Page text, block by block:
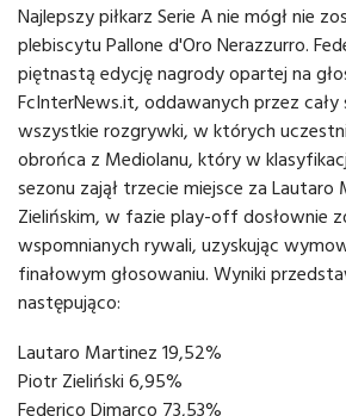
Najlepszy piłkarz Serie A nie mógł nie
plebiscytu Pallone d'Oro Nerazzurro.
piętnastą edycję nagrody opartej na
FcInterNews.it, oddawanych przez cały
wszystkie rozgrywki, w których
obrońca z Mediolanu, który w
sezonu zajął trzecie miejsce za
Zielińskim, w fazie play-off dosłownie
wspomnianych rywali, uzyskując
finałowym głosowaniu. Wyniki
następująco:
Lautaro Martinez 19,52%
Piotr Zieliński 6,95%
Federico Dimarco 73,53%